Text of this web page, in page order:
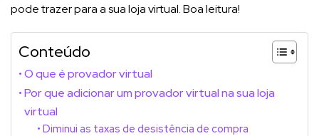
pode trazer para a sua loja virtual. Boa leitura!
Conteúdo
O que é provador virtual
Por que adicionar um provador virtual na sua loja
virtual
Diminui as taxas de desistência de compra